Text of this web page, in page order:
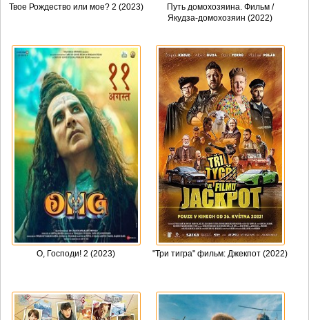
Твое Рождество или мое? 2 (2023)
Путь домохозяина. Фильм /
Якудза-домохозяин (2022)
О, Господи! 2 (2023) "Три тигра" фильм: Джекпот (2022)